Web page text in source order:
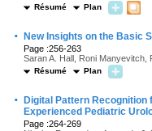
Résumé Plan
· New Insights on the Basic
Page :256-263
Saran A. Hall, Roni
Résumé Plan
·
Digital Pattern
Experienced Pediatric
Page :264-269